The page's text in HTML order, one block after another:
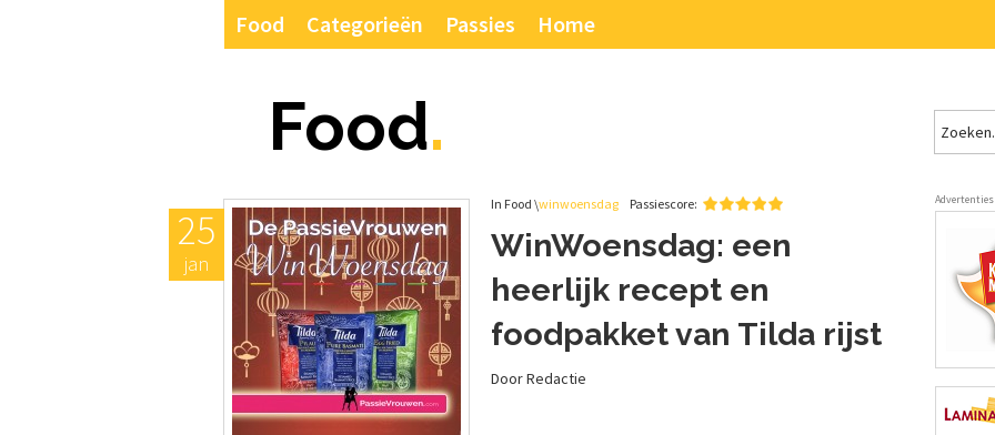
Food Categorieën Passies Home
Food.
25
jan
In Food \winwoensdag Passiescore:
WinWoensdag: een
heerlijk recept en
foodpakket van Tilda rijst
Door Redactie
Advertenties